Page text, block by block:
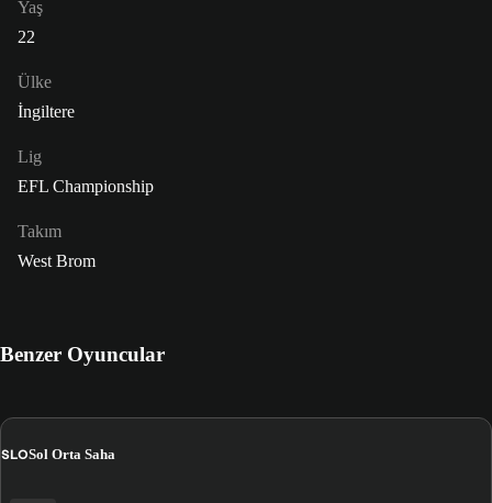
Yaş
22
Ülke
İngiltere
Lig
EFL Championship
Takım
West Brom
Benzer Oyuncular
SLOSol Orta Saha